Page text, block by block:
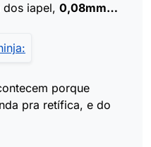
dos iapel, 0,08mm…
porque
pra retífica, e do